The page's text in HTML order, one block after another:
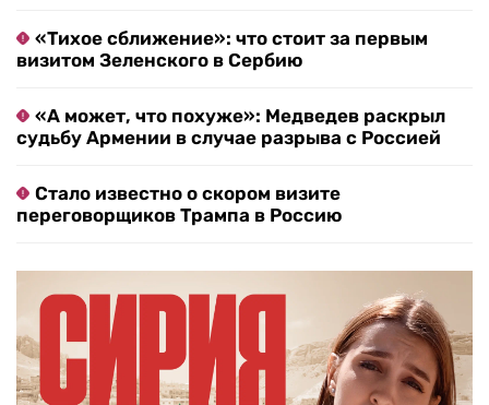
«Тихое сближение»: что стоит за первым
визитом Зеленского в Сербию
«А может, что похуже»: Медведев раскрыл
судьбу Армении в случае разрыва с Россией
Стало известно о скором визите
переговорщиков Трампа в Россию